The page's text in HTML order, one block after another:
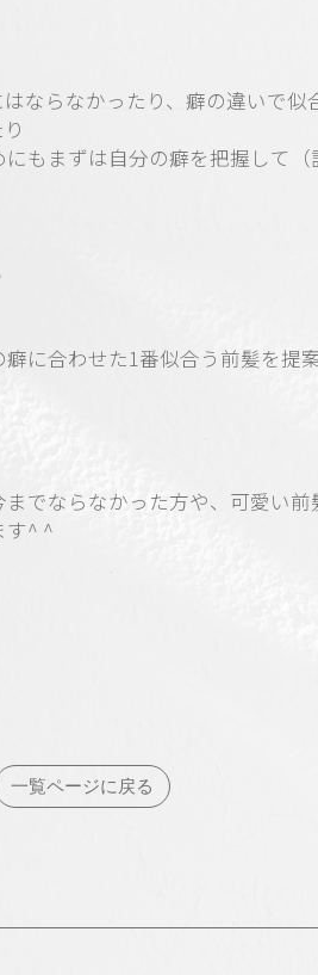
ならなかったり、癖の違いで似
もまずは自分の癖を把握して（
に合わせた1番似合う前髪を提
でならなかった方や、可愛い前
す^ ^
一覧ページに戻る